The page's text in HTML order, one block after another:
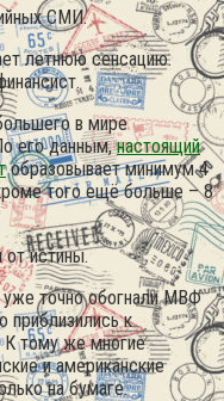
СМИ.
летнюю сенсацию.
в мире
его данным,настоящий
образовывает минимум 4
того ещё больше – 8
истины.
уже точно обогнали МВФ
приблизились к
тому же многие
и американские
на бумаге.